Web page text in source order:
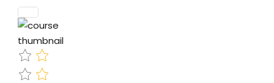
comunicazione,
impareranno
a ragionare
sulle politiche
di…